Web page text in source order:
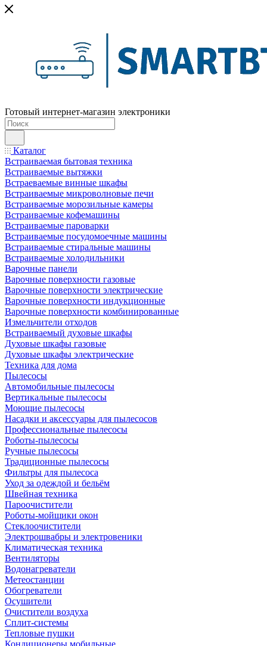
Готовый интернет-магазин электроники
Каталог
Встраиваемая бытовая техника
Встраиваемые вытяжки
Встраеваемые винные шкафы
Встраиваемые микроволновые печи
Встраиваемые морозильные камеры
Встраиваемые кофемашины
Встраиваемые пароварки
Встраиваемые посудомоечные машины
Встраиваемые стиральные машины
Встраиваемые холодильники
Варочные панели
Варочные поверхности газовые
Варочные поверхности электрические
Варочные поверхности индукционные
Варочные поверхности комбинированные
Измельчители отходов
Встраиваемый духовые шкафы
Духовые шкафы газовые
Духовые шкафы электрические
Техника для дома
Пылесосы
Автомобильные пылесосы
Вертикальные пылесосы
Моющие пылесосы
Насадки и аксессуары для пылесосов
Профессиональные пылесосы
Роботы-пылесосы
Ручные пылесосы
Традиционные пылесосы
Фильтры для пылесоса
Уход за одеждой и бельём
Швейная техника
Пароочистители
Роботы-мойщики окон
Стеклоочистители
Электрошвабры и электровеники
Климатическая техника
Вентиляторы
Водонагреватели
Метеостанции
Обогреватели
Осушители
Очистители воздуха
Сплит-системы
Тепловые пушки
Кондиционеры мобильные